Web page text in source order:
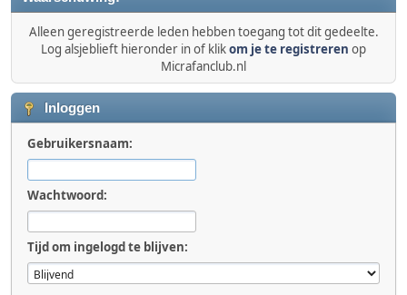
Alleen geregistreerde leden hebben toegang tot dit gedeelte.
Log alsjeblieft hieronder in of klikom je te registreren op
Micrafanclub.nl
Inloggen
Gebruikersnaam:
Wachtwoord:
Tijd om ingelogd te blijven: